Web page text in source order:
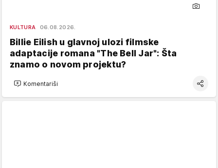
KULTURA 06.08.2026.
Billie Eilish u glavnoj ulozi filmske
adaptacije romana "The Bell Jar": Šta
znamo o novom projektu?
Komentariši